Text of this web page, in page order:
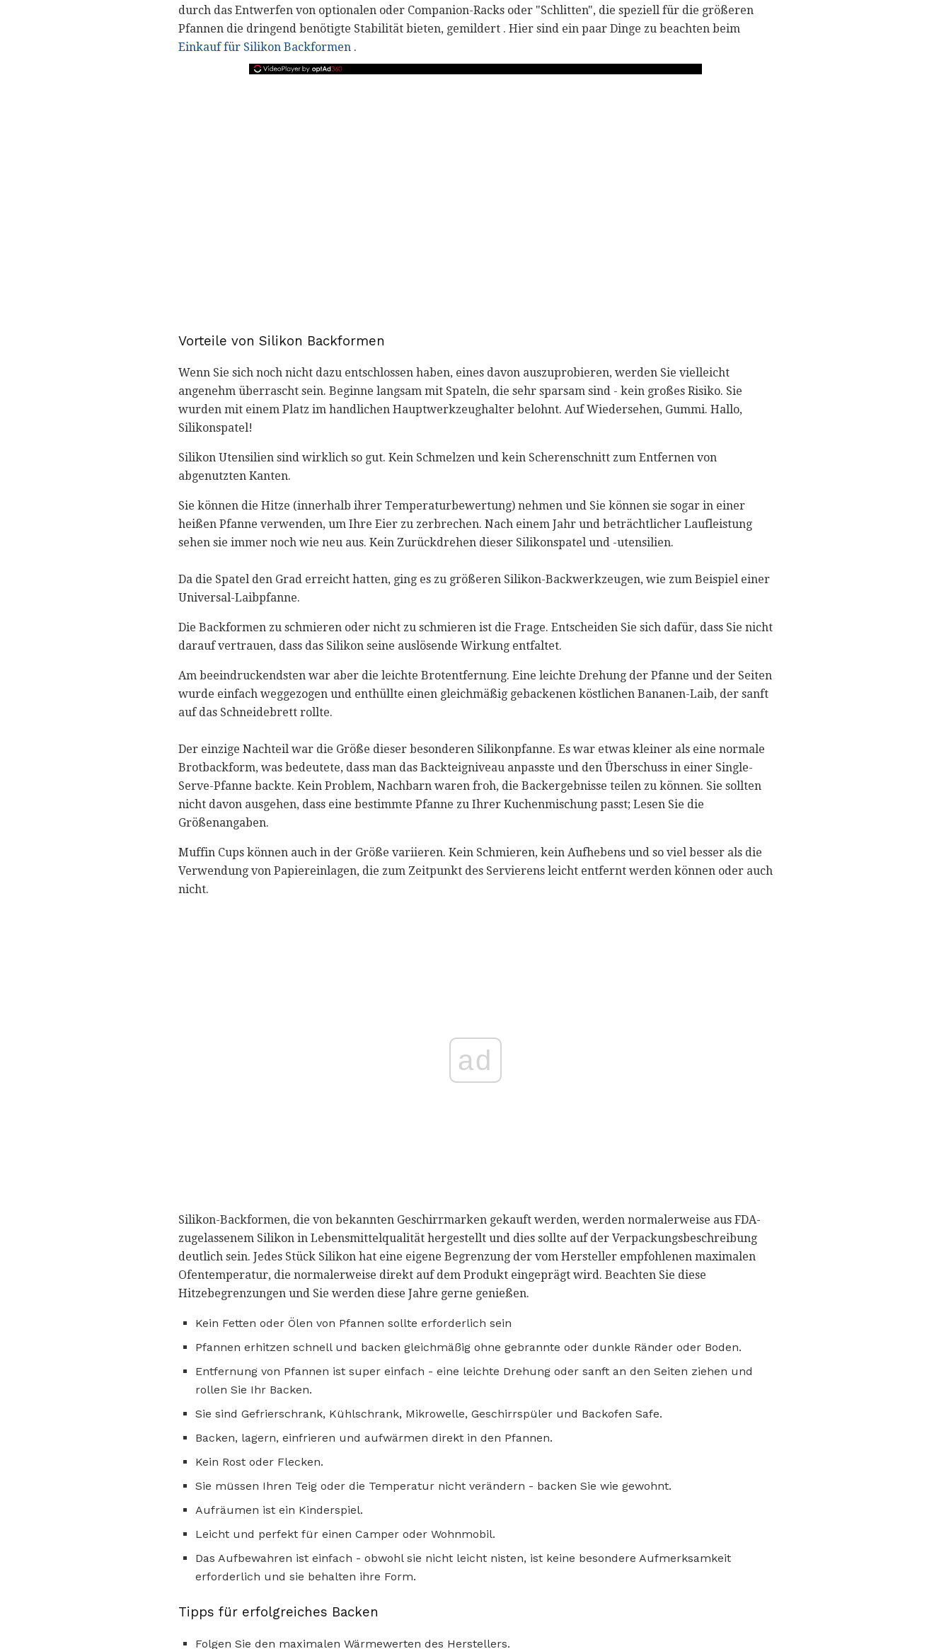
durch das Entwerfen von optionalen oder Companion-Racks oder "Schlitten", die speziell für die größeren
Pfannen die dringend benötigte Stabilität bieten, gemildert . Hier sind ein paar Dinge zu beachten beim
Einkauf für Silikon Backformen .
Vorteile von Silikon Backformen
Wenn Sie sich noch nicht dazu entschlossen haben, eines davon auszuprobieren, werden Sie vielleicht
angenehm überrascht sein. Beginne langsam mit Spateln, die sehr sparsam sind - kein großes Risiko. Sie
wurden mit einem Platz im handlichen Hauptwerkzeughalter belohnt. Auf Wiedersehen, Gummi. Hallo,
Silikonspatel!
Silikon Utensilien sind wirklich so gut. Kein Schmelzen und kein Scherenschnitt zum Entfernen von
abgenutzten Kanten.
Sie können die Hitze (innerhalb ihrer Temperaturbewertung) nehmen und Sie können sie sogar in einer
heißen Pfanne verwenden, um Ihre Eier zu zerbrechen. Nach einem Jahr und beträchtlicher Laufleistung
sehen sie immer noch wie neu aus. Kein Zurückdrehen dieser Silikonspatel und -utensilien.
Da die Spatel den Grad erreicht hatten, ging es zu größeren Silikon-Backwerkzeugen, wie zum Beispiel einer
Universal-Laibpfanne.
Die Backformen zu schmieren oder nicht zu schmieren ist die Frage. Entscheiden Sie sich dafür, dass Sie nicht
darauf vertrauen, dass das Silikon seine auslösende Wirkung entfaltet.
Am beeindruckendsten war aber die leichte Brotentfernung. Eine leichte Drehung der Pfanne und der Seiten
wurde einfach weggezogen und enthüllte einen gleichmäßig gebackenen köstlichen Bananen-Laib, der sanft
auf das Schneidebrett rollte.
Der einzige Nachteil war die Größe dieser besonderen Silikonpfanne. Es war etwas kleiner als eine normale
Brotbackform, was bedeutete, dass man das Backteigniveau anpasste und den Überschuss in einer Single-
Serve-Pfanne backte. Kein Problem, Nachbarn waren froh, die Backergebnisse teilen zu können. Sie sollten
nicht davon ausgehen, dass eine bestimmte Pfanne zu Ihrer Kuchenmischung passt; Lesen Sie die
Größenangaben.
Muffin Cups können auch in der Größe variieren. Kein Schmieren, kein Aufhebens und so viel besser als die
Verwendung von Papiereinlagen, die zum Zeitpunkt des Servierens leicht entfernt werden können oder auch
nicht.
ad
Silikon-Backformen, die von bekannten Geschirrmarken gekauft werden, werden normalerweise aus FDA-
zugelassenem Silikon in Lebensmittelqualität hergestellt und dies sollte auf der Verpackungsbeschreibung
deutlich sein. Jedes Stück Silikon hat eine eigene Begrenzung der vom Hersteller empfohlenen maximalen
Ofentemperatur, die normalerweise direkt auf dem Produkt eingeprägt wird. Beachten Sie diese
Hitzebegrenzungen und Sie werden diese Jahre gerne genießen.
Kein Fetten oder Ölen von Pfannen sollte erforderlich sein
Pfannen erhitzen schnell und backen gleichmäßig ohne gebrannte oder dunkle Ränder oder Boden.
Entfernung von Pfannen ist super einfach - eine leichte Drehung oder sanft an den Seiten ziehen und
rollen Sie Ihr Backen.
Sie sind Gefrierschrank, Kühlschrank, Mikrowelle, Geschirrspüler und Backofen Safe.
Backen, lagern, einfrieren und aufwärmen direkt in den Pfannen.
Kein Rost oder Flecken.
Sie müssen Ihren Teig oder die Temperatur nicht verändern - backen Sie wie gewohnt.
Aufräumen ist ein Kinderspiel.
Leicht und perfekt für einen Camper oder Wohnmobil.
Das Aufbewahren ist einfach - obwohl sie nicht leicht nisten, ist keine besondere Aufmerksamkeit
erforderlich und sie behalten ihre Form.
Tipps für erfolgreiches Backen
Folgen Sie den maximalen Wärmewerten des Herstellers.